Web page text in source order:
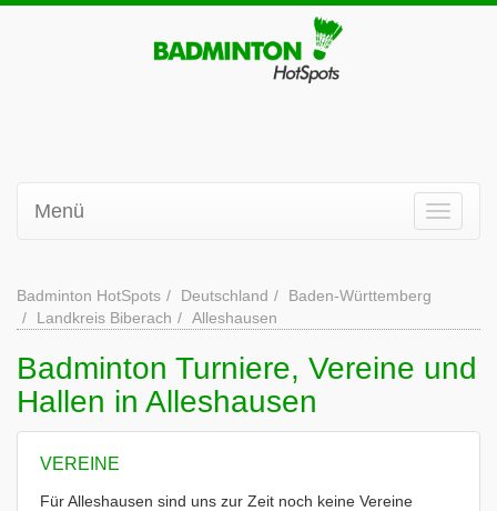
Menü
Badminton HotSpots Deutschland
Baden-Württemberg
Landkreis Biberach
Alleshausen
Badminton Turniere, Vereine und
Hallen in Alleshausen
VEREINE
Für Alleshausen sind uns zur Zeit noch keine Vereine